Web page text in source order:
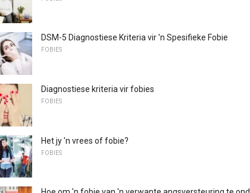
DSM-5 Diagnostiese Kriteria vir 'n Spesifieke Fobie
FOBIES
Diagnostiese kriteria vir fobies
FOBIES
Het jy 'n vrees of fobie?
FOBIES